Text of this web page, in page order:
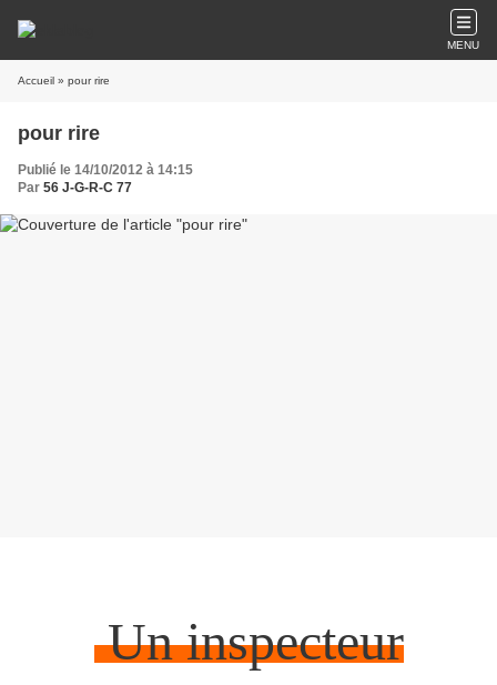
MENU
Accueil » pour rire
pour rire
Publié le 14/10/2012 à 14:15
Par 56 J-G-R-C 77
Un inspecteur